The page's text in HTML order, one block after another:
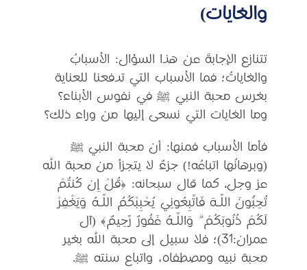
والغايات)
تتنازع الإجابةَ عن هذا السؤال: الأسبابُ
والغاياتُ؛ فما الأسباب التي تدفعنا للعناية
بغرس محبة النبي ﷺ في نفوس الأبناء؟
وما الغايات التي نسعى إليها من وراء ذلك؟
فأما الأسباب فمنها: أن محبة النبي ﷺ
(وبرهانُها اتباعُه!) جزءٌ لا يتجزأ من محبة الله
عز وجل، كما قال سبحانه: ﴿قُلْ إِن كُنتُمْ
تُحِبُّونَ اللَّـهَ فَاتَّبِعُونِي يُحْبِبْكُمُ اللَّـهُ وَيَغْفِرْ
لَكُمْ ذُنُوبَكُمْ ۗ وَاللَّـهُ غَفُورٌ رَّحِيمٌ﴾ (آل
عمران:31)؛ فلا سبيل إلى محبة الله بغير
محبة نبيه ومصطفاه، واتباع سنته ﷺ.